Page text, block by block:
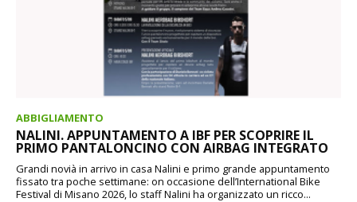
ABBIGLIAMENTO
NALINI. APPUNTAMENTO A IBF PER SCOPRIRE IL
PRIMO PANTALONCINO CON AIRBAG INTEGRATO
Grandi novià in arrivo in casa Nalini e primo grande appuntamento
fissato tra poche settimane: on occasione dell’International Bike
Festival di Misano 2026, lo staff Nalini ha organizzato un ricco...